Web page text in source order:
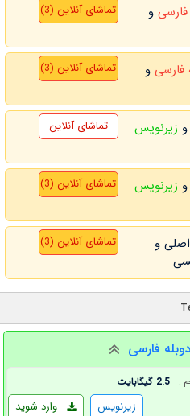
فارسیو
تماشای آنلاین (3)
فارسیو
تماشای آنلاین (3)
زیرنویس
تماشای آنلاین
زیرنویس
تماشای آنلاین (3)
تماشای آنلاین (3)
دوبله فارسی
: 2.5 گیگابایت
وارد شوید زیرنویس